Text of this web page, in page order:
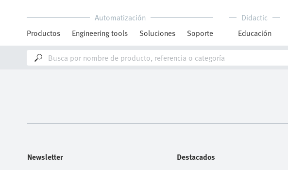
Automatización
Productos
Engineering tools Soluciones Soporte
Didactic
Educación
Newsletter
Destacados